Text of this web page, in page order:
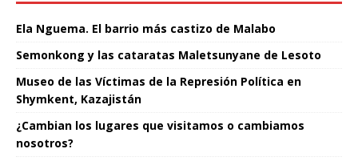
Ela Nguema. El barrio más castizo de Malabo
Semonkong y las cataratas Maletsunyane de Lesoto
Museo de las Víctimas de la Represión Política en
Shymkent, Kazajistán
¿Cambian los lugares que visitamos o cambiamos
nosotros?